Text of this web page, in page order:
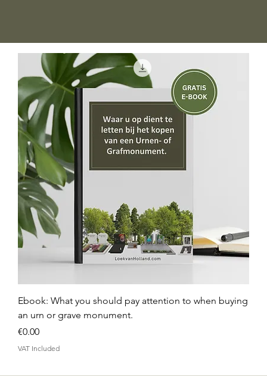
Ebook: What you should pay attention to when buying
an urn or grave monument.
Price
€0.00
VAT Included